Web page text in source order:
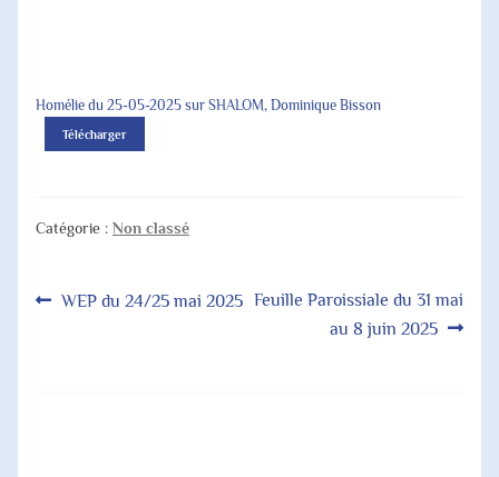
Homélie du 25-05-2025 sur SHALOM, Dominique Bisson
Télécharger
Catégorie : Non classé
Navigation
Article
WEP du 24/25 mai 2025 Article
Feuille Paroissiale du 31 mai
au 8 juin 2025